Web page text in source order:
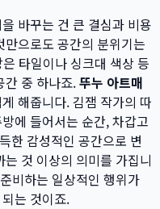
바꾸는 건 큰 결심과 비용
으로도 공간의 분위기는
타일이나 싱크대 색상 등
간 중 하나죠.뚜누 아트매
해줍니다. 김잼 작가의 따
에 들어서는 순간, 차갑고
한 감성적인 공간으로 변
것 이상의 의미를 가집니
비하는 일상적인 행위가
는 것이죠.